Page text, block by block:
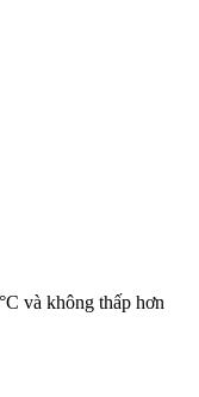
và không thấp hơn